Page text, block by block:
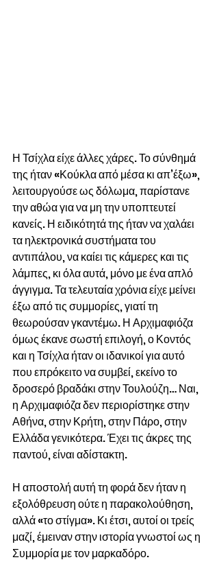
Η Τσίχλα είχε άλλες χάρες. Το σύνθημά
της ήταν «Κούκλα από μέσα κι απ’έξω»,
λειτουργούσε ως δόλωμα, παρίστανε
την αθώα για να μη την υποπτευτεί
κανείς. Η ειδικότητά της ήταν να χαλάει
τα ηλεκτρονικά συστήματα του
αντιπάλου, να καίει τις κάμερες και τις
λάμπες, κι όλα αυτά, μόνο με ένα απλό
άγγιγμα. Τα τελευταία χρόνια είχε μείνει
έξω από τις συμμορίες, γιατί τη
θεωρούσαν γκαντέμω. Η Αρχιμαφιόζα
όμως έκανε σωστή επιλογή, ο Κοντός
και η Τσίχλα ήταν οι ιδανικοί για αυτό
που επρόκειτο να συμβεί, εκείνο το
δροσερό βραδάκι στην Τουλούζη… Ναι,
η Αρχιμαφιόζα δεν περιορίστηκε στην
Αθήνα, στην Κρήτη, στην Πάρο, στην
Ελλάδα γενικότερα. Έχει τις άκρες της
παντού, είναι αδίστακτη.
Η αποστολή αυτή τη φορά δεν ήταν η
εξολόθρευση ούτε η παρακολούθηση,
αλλά «το στίγμα». Κι έτσι, αυτοί οι τρείς
μαζί, έμειναν στην ιστορία γνωστοί ως η
Συμμορία με τον μαρκαδόρο.